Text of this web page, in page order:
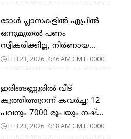
ടോള്‍ പ്ലാസകളില്‍ ഏപ്രില്‍
ഒന്നുമുതല്‍ പണം
സ്വീകരിക്കില്ല, നിര്‍ണായ...
FEB 23, 2026, 4:46 AM GMT+0000
ഇരിങ്ങണ്ണൂരിൽ വീട്
കുത്തിത്തുറന്ന് കവർച്ച; 12
പവനും 7000 രൂപയും നഷ്...
FEB 23, 2026, 4:18 AM GMT+0000